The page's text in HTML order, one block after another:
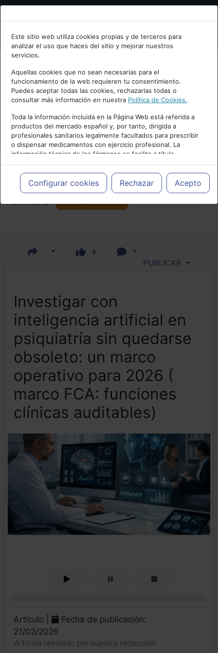
Bienvenid@ a psiquiatria.com
Escribe tu Email
Accede o regístrate con tu email.
Cancelar
Este sitio web utiliza cookies propias y de terceros para
analizar el uso que haces del sitio y mejorar nuestros
servicios.
Aquellas cookies que no sean necesarias para el
funcionamiento de la web requieren tu consentimiento.
Puedes aceptar todas las cookies, rechazarlas todas o
consultar más información en nuestra Política de Cookies.
Toda la información incluida en la Página Web está referida a
productos del mercado español y, por tanto, dirigida a
profesionales sanitarios legalmente facultados para prescribir
o dispensar medicamentos con ejercicio profesional. La
información técnica de los fármacos se facilita a título
meramente informativo, siendo responsabilidad de los
profesionales facultados prescribir medicamentos y decidir, en
cada caso concreto, el tratamiento más adecuado a las
necesidades del paciente.
Configurar cookies Rechazar Acepto
Actualidad y Artículos|Inteligencia
artificial
3 2
PUBLICAR
Investigar con
inteligencia artificial en
psiquiatría sin quedarse
obsoleto: un marco
operativo para 2026 (
marco FCA: funciones
clínicas auditables)
Artículo |
Fecha de publicación:
21/02/2026
Artículo revisado por nuestra redacción